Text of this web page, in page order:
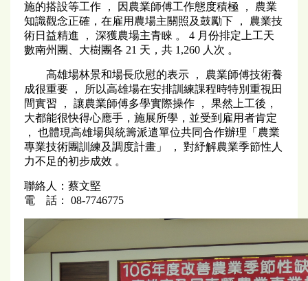
施的搭設等工作 ， 因農業師傅工作態度積極 ， 農業
知識觀念正確，在雇用農場主關照及鼓勵下 ， 農業技
術日益精進 ， 深獲農場主青睞 。 4 月份排定上工天
數南州團、大樹團各 21 天，共 1,260 人次 。
高雄場林景和場長欣慰的表示 ， 農業師傅技術養
成很重要 ， 所以高雄場在安排訓練課程時特別重視田
間實習 ， 讓農業師傅多學實際操作 ， 果然上工後，
大都能很快得心應手，施展所學，並受到雇用者肯定
， 也體現高雄場與統籌派遣單位共同合作辦理「農業
專業技術團訓練及調度計畫」 ， 對紓解農業季節性人
力不足的初步成效 。
聯絡人：蔡文堅
電 話： 08-7746775